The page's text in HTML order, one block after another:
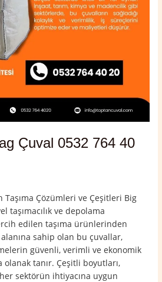
Çuval 0532 764 40
Taşıma Çözümleri ve Çeşitleri Big
taşımacılık ve depolama
edilen taşıma ürünlerinden
sahip olan bu çuvallar,
güvenli, verimli ve ekonomik
olanak tanır. Çeşitli boyutları,
sektörün ihtiyacına uygun